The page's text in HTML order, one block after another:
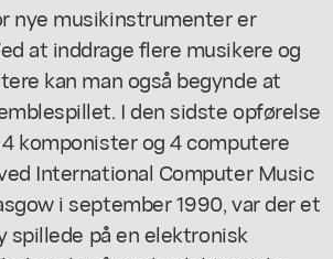
nye musikinstrumenter er
at inddrage flere musikere og
kan man også begynde at
I den sidste opførelse
komponister og 4 computere
International Computer Music
i september 1990, var der et
spillede på en elektronisk